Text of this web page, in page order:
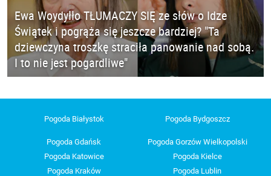
Ewa Woydyłło TŁUMACZY SIĘ ze słów o Idze
Świątek i pogrąża się jeszcze bardziej? "Ta
dziewczyna troszkę straciła panowanie nad sobą.
I to nie jest pogardliwe"
Pogoda Białystok Pogoda Bydgoszcz
Pogoda Gdańsk
Pogoda Gorzów Wielkopolski
Pogoda Katowice
Pogoda Kielce
Pogoda Kraków
Pogoda Lublin